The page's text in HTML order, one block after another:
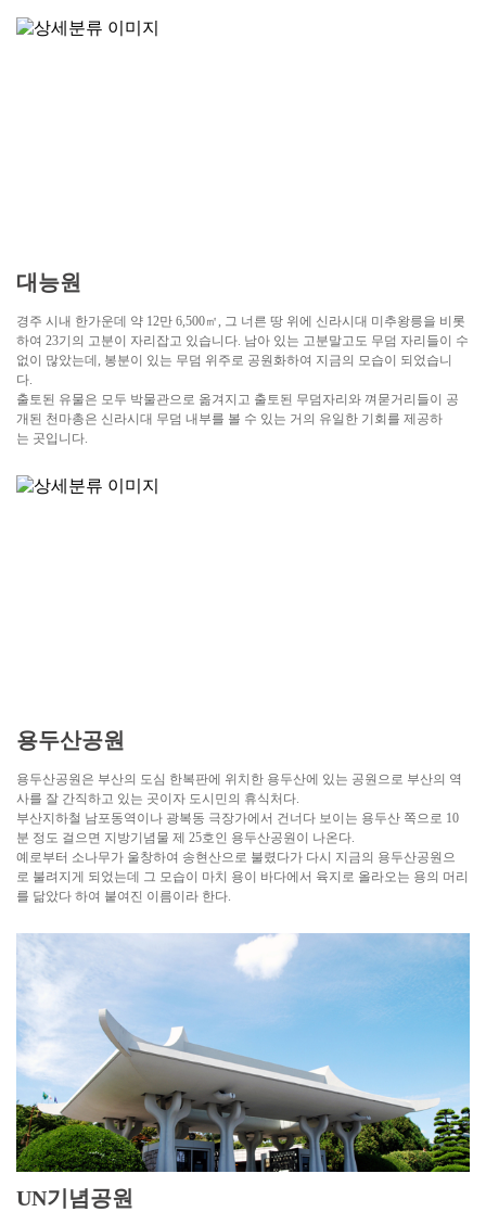
대능원
경주 시내 한가운데 약 12만 6,500㎡, 그 너른 땅 위에 신라시대 미추왕릉을 비롯
하여 23기의 고분이 자리잡고 있습니다. 남아 있는 고분말고도 무덤 자리들이 수
없이 많았는데, 봉분이 있는 무덤 위주로 공원화하여 지금의 모습이 되었습니
다.
출토된 유물은 모두 박물관으로 옮겨지고 출토된 무덤자리와 껴묻거리들이 공
개된 천마총은 신라시대 무덤 내부를 볼 수 있는 거의 유일한 기회를 제공하
는 곳입니다.
용두산공원
용두산공원은 부산의 도심 한복판에 위치한 용두산에 있는 공원으로 부산의 역
사를 잘 간직하고 있는 곳이자 도시민의 휴식처다.
부산지하철 남포동역이나 광복동 극장가에서 건너다 보이는 용두산 쪽으로 10
분 정도 걸으면 지방기념물 제 25호인 용두산공원이 나온다.
예로부터 소나무가 울창하여 송현산으로 불렸다가 다시 지금의 용두산공원으
로 불려지게 되었는데 그 모습이 마치 용이 바다에서 육지로 올라오는 용의 머리
를 닮았다 하여 붙여진 이름이라 한다.
UN기념공원